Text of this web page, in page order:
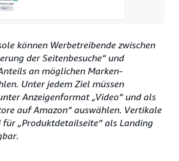
können Werbetreibende zwischen
der Seitenbesuche“ und
an möglichen Marken-
Unter jedem Ziel müssen
Anzeigenformat „Video“ und als
auf Amazon“ auswählen. Vertikale
„Produktdetailseite“ als Landing